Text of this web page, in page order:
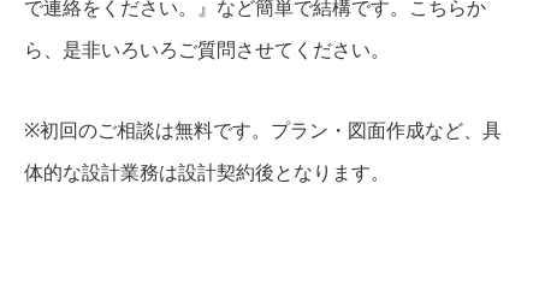
で連絡をください。』など簡単で結構です。こちらか
ら、是非いろいろご質問させてください。
※初回のご相談は無料です。プラン・図面作成など、具
体的な設計業務は設計契約後となります。